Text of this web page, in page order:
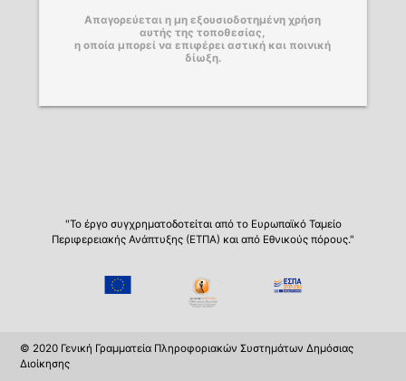
Απαγορεύεται η μη εξουσιοδοτημένη χρήση
αυτής της τοποθεσίας,
η οποία μπορεί να επιφέρει αστική και ποινική
δίωξη.
"Το έργο συγχρηματοδοτείται από το Ευρωπαϊκό Ταμείο
Περιφερειακής Ανάπτυξης (ΕΤΠΑ) και από Εθνικούς πόρους."
© 2020 Γενική Γραμματεία Πληροφοριακών Συστημάτων Δημόσιας
Διοίκησης